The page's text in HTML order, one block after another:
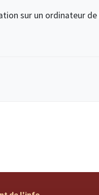
sur un ordinateur